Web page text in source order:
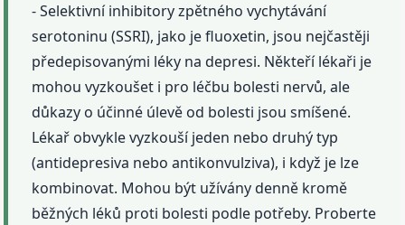
- Selektivní inhibitory zpětného vychytávání
serotoninu (SSRI), jako je fluoxetin, jsou nejčastěji
předepisovanými léky na depresi. Někteří lékaři je
mohou vyzkoušet i pro léčbu bolesti nervů, ale
důkazy o účinné úlevě od bolesti jsou smíšené.
Lékař obvykle vyzkouší jeden nebo druhý typ
(antidepresiva nebo antikonvulziva), i když je lze
kombinovat. Mohou být užívány denně kromě
běžných léků proti bolesti podle potřeby. Proberte